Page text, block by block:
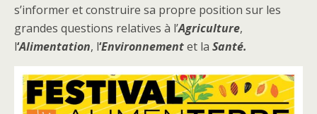
s’informer et construire sa propre position sur les
grandes questions relatives à l’Agriculture,
l‘Alimentation, l‘Environnementet la Santé.